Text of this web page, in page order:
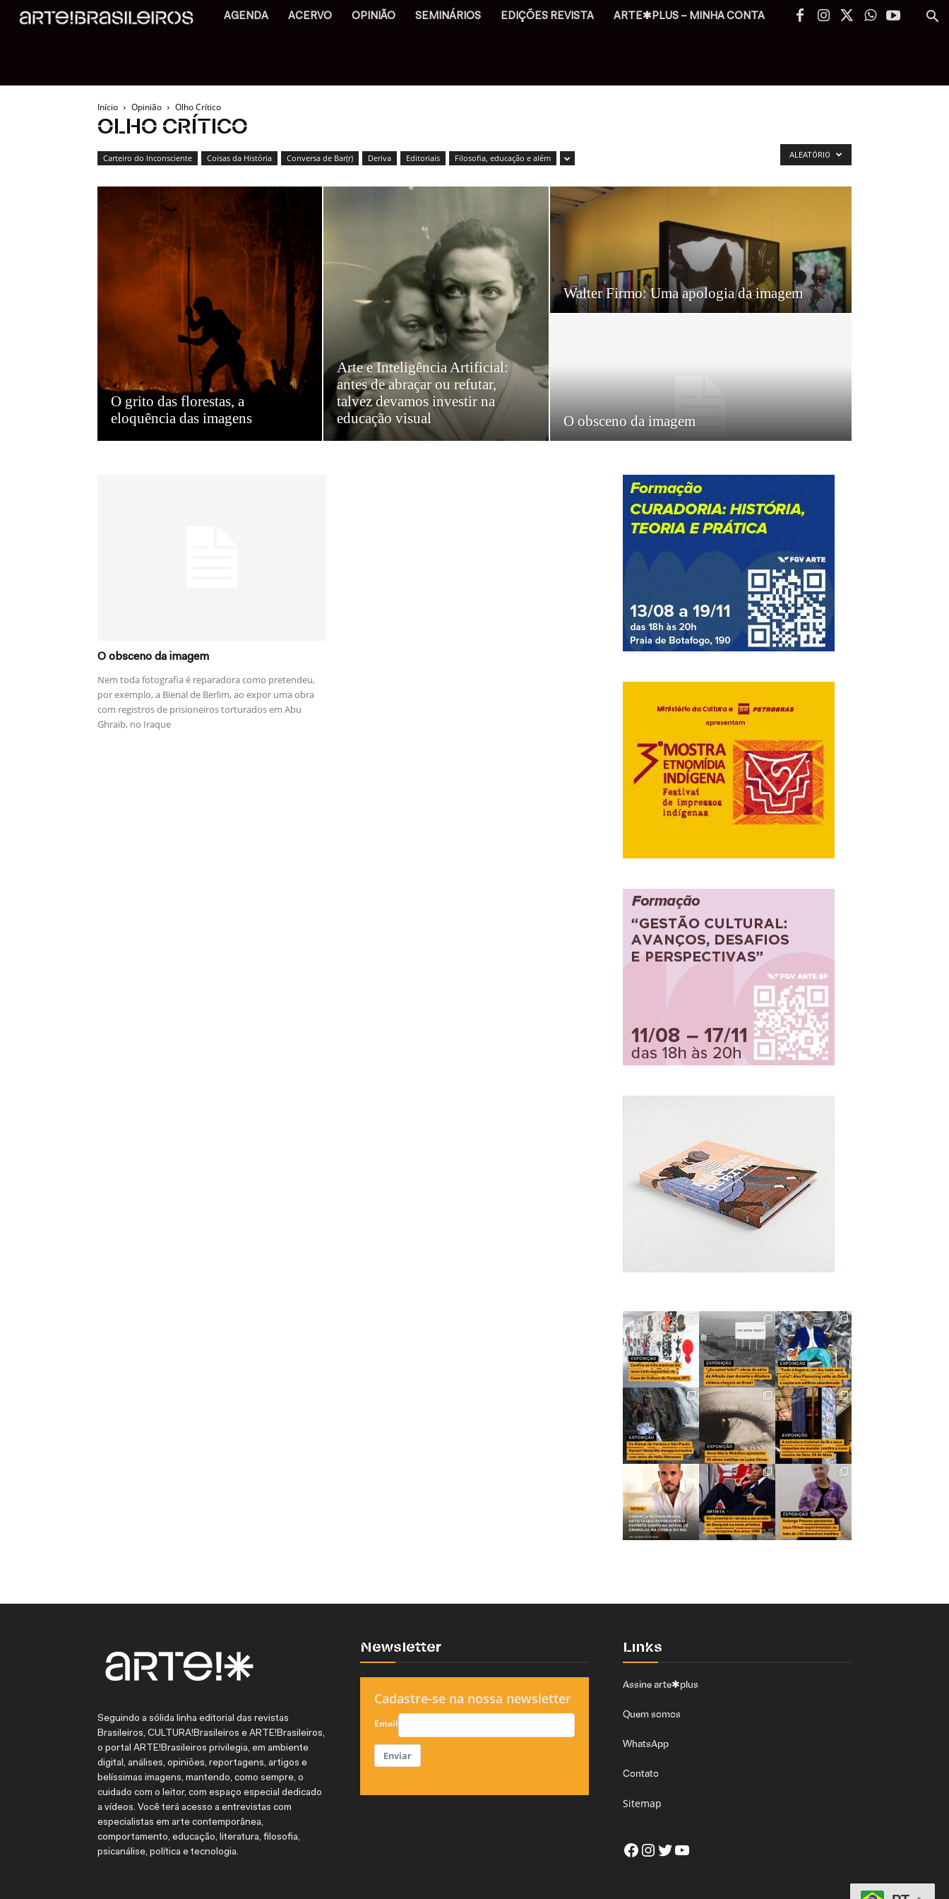
AGENDA ACERVO OPINIÃO SEMINÁRIOS EDIÇÕES REVISTA ARTE✱PLUS – MINHA CONTA
Início Opinião Olho Crítico
OLHO CRÍTICO
Carteiro do Inconsciente Coisas da História Conversa de Bar(r) Deriva Editoriais Filosofia, educação e além ALEATÓRIO
O grito das florestas, a
eloquência das imagens
Arte e Inteligência Artificial:
antes de abraçar ou refutar,
talvez devamos investir na
educação visual
Walter Firmo: Uma apologia da imagem
O obsceno da imagem
O obsceno da imagem
Nem toda fotografia é reparadora como pretendeu,
por exemplo, a Bienal de Berlim, ao expor uma obra
com registros de prisioneiros torturados em Abu
Ghraib, no Iraque
Seguindo a sólida linha editorial das revistas
Brasileiros, CULTURA!Brasileiros e ARTE!Brasileiros,
o portal ARTE!Brasileiros privilegia, em ambiente
digital, análises, opiniões, reportagens, artigos e
belíssimas imagens, mantendo, como sempre, o
cuidado com o leitor, com espaço especial dedicado
a vídeos. Você terá acesso a entrevistas com
especialistas em arte contemporânea,
comportamento, educação, literatura, filosofia,
psicanálise, política e tecnologia.
Newsletter
Cadastre-se na nossa newsletter
Email
Enviar
Links
Assine arte✱plus
Quem somos
WhatsApp
Contato
Sitemap
Facebook
Instagram
Twitter
Youtube